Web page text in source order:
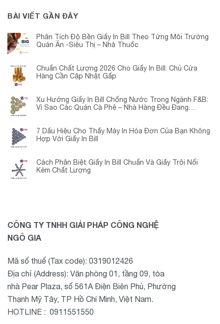
BÀI VIẾT GẦN ĐÂY
Phân Tích Độ Bền Giấy In Bill Theo Từng Môi Trường
Quán Ăn -Siêu Thị – Nhà Thuốc
Chuẩn Chất Lượng 2026 Cho Giấy In Bill: Chủ Cửa
Hàng Cần Cập Nhật Gấp
Xu Hướng Giấy In Bill Chống Nước Trong Ngành F&B:
Vì Sao Các Quán Cà Phê – Nhà Hàng Đều Đang
7 Dấu Hiệu Cho Thấy Máy In Hóa Đơn Của Bạn Không
Hợp Với Giấy In Bill
Cách Phân Biệt Giấy In Bill Chuẩn Và Giấy Trôi Nổi
Kém Chất Lượng
CÔNG TY TNHH GIẢI PHÁP CÔNG NGHỆ
NGÔ GIA
Mã số thuế (Tax code): 0319012426
Địa chỉ (Address): Văn phòng 01, tầng 09, tòa
nhà Pear Plaza, số 561A Điện Biên Phủ, Phường
Thạnh Mỹ Tây, TP Hồ Chí Minh, Việt Nam.
HOTLINE : 0911551550